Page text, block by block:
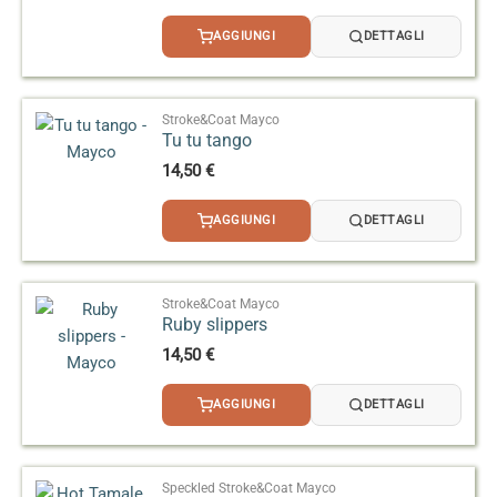
AGGIUNGI DETTAGLI
Stroke&Coat Mayco
Tu tu tango
14,50€
AGGIUNGI DETTAGLI
Stroke&Coat Mayco
Ruby slippers
14,50€
AGGIUNGI DETTAGLI
Speckled Stroke&Coat Mayco